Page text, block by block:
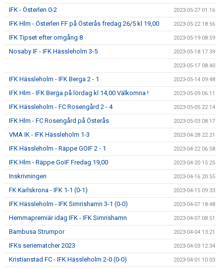
IFK - Österlen 0-2 2023-05-27 01:16
IFK Hlm - Österlen FF på Österås fredag 26/5 kl 19,00 2023-05-22 18:56
IFK Tipset efter omgång 8 2023-05-19 08:59
Nosaby IF - IFK Hässleholm 3-5 2023-05-18 17:39
2023-05-17 08:40
IFK Hässleholm - IFK Berga 2 - 1 2023-05-14 09:48
IFK Hlm - IFK Berga på lördag kl 14,00 Välkomna ! 2023-05-09 06:11
IFK Hässleholm - FC Rosengård 2 - 4 2023-05-05 22:14
IFK Hlm - FC Rosengård på Österås 2023-05-03 08:17
VMA IK - IFK Hässleholm 1-3 2023-04-28 22:21
IFK Hässleholm - Räppe GOIF 2 - 1 2023-04-22 06:58
IFK Hlm - Räppe GoIF Fredag 19,00 2023-04-20 15:25
Inskrivningen 2023-04-16 20:55
FK Karlskrona - IFK 1-1 (0-1) 2023-04-15 09:33
IFK Hässleholm - IFK Simrishamn 3-1 (0-0) 2023-04-07 18:48
Hemmapremiär idag IFK - IFK Simrishamn 2023-04-07 08:51
Bambusa Strumpor 2023-04-04 13:21
IFKs seriematcher 2023 2023-04-03 12:34
Kristianstad FC - IFK Hässleholm 2-0 (0-0) 2023-04-01 10:03